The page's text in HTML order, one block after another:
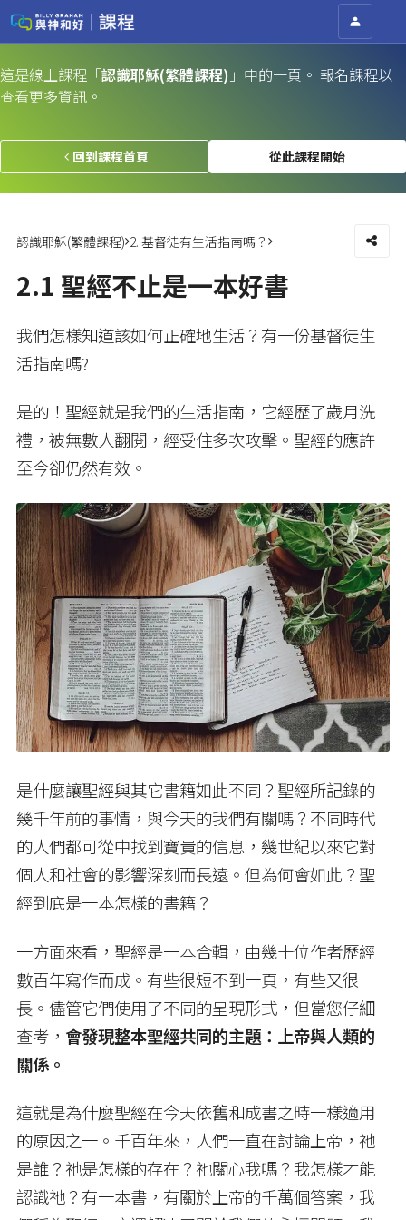
這是線上課程「認識耶穌(繁體課程) 」中的一頁。 報名課程以
查看更多資訊。
回到課程首頁 從此課程開始
認識耶穌(繁體課程) 2. 基督徒有生活指南嗎？
2.1 聖經不止是一本好書
我們怎樣知道該如何正確地生活？有一份基督徒生
活指南嗎?
是的！聖經就是我們的生活指南，它經歷了歲月洗
禮，被無數人翻閱，經受住多次攻擊。聖經的應許
至今卻仍然有效。
是什麼讓聖經與其它書籍如此不同？聖經所記錄的
幾千年前的事情，與今天的我們有關嗎？不同時代
的人們都可從中找到寶貴的信息，幾世紀以來它對
個人和社會的影響深刻而長遠。但為何會如此？聖
經到底是一本怎樣的書籍？
一方面來看，聖經是一本合輯，由幾十位作者歷經
數百年寫作而成。有些很短不到一頁，有些又很
長。儘管它們使用了不同的呈現形式，但當您仔細
查考， 會發現整本聖經共同的主題：上帝與人類的
關係。
這就是為什麼聖經在今天依舊和成書之時一樣適用
的原因之一。千百年來，人們一直在討論上帝，祂
是誰？祂是怎樣的存在？祂關心我嗎？我怎樣才能
認識祂？有一本書，有關於上帝的千萬個答案，我